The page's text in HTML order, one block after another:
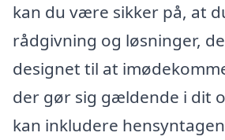
kan du være sikker på, at
rådgivning og løsninger,
designet til at
der gør sig gældende i dit
kan inkludere